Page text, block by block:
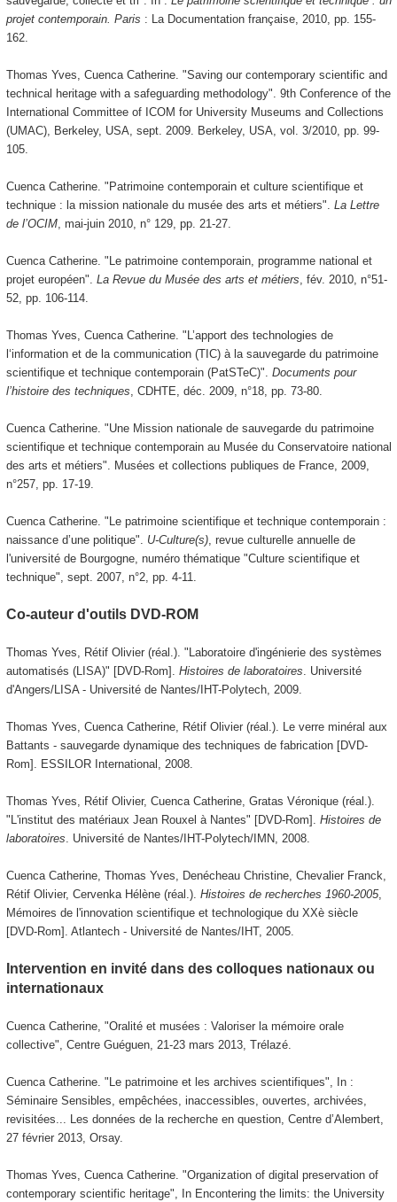
projet contemporain. Paris : La Documentation française, 2010, pp. 155-
162.
Thomas Yves, Cuenca Catherine. "Saving our contemporary scientific and
technical heritage with a safeguarding methodology". 9th Conference of the
International Committee of ICOM for University Museums and Collections
(UMAC), Berkeley, USA, sept. 2009. Berkeley, USA, vol. 3/2010, pp. 99-
105.
Cuenca Catherine. "Patrimoine contemporain et culture scientifique et
technique : la mission nationale du musée des arts et métiers". La Lettre
de l’OCIM, mai-juin 2010, n° 129, pp. 21-27.
Cuenca Catherine. "Le patrimoine contemporain, programme national et
projet européen". La Revue du Musée des arts et métiers , fév. 2010, n°51-
52, pp. 106-114.
Thomas Yves, Cuenca Catherine. "L’apport des technologies de
l‘information et de la communication (TIC) à la sauvegarde du patrimoine
scientifique et technique contemporain (PatSTeC)". Documents pour
l’histoire des techniques , CDHTE, déc. 2009, n°18, pp. 73-80.
Cuenca Catherine. "Une Mission nationale de sauvegarde du patrimoine
scientifique et technique contemporain au Musée du Conservatoire national
des arts et métiers". Musées et collections publiques de France, 2009,
n°257, pp. 17-19.
Cuenca Catherine. "Le patrimoine scientifique et technique contemporain :
naissance d’une politique". U-Culture(s), revue culturelle annuelle de
l'université de Bourgogne, numéro thématique "Culture scientifique et
technique", sept. 2007, n°2, pp. 4-11.
Co-auteur d'outils DVD-ROM
Thomas Yves, Rétif Olivier (réal.). "Laboratoire d'ingénierie des systèmes
automatisés (LISA)" [DVD-Rom].
Histoires de laboratoires . Université
d'Angers/LISA - Université de Nantes/IHT-Polytech, 2009.
Thomas Yves, Cuenca Catherine, Rétif Olivier (réal.). Le verre minéral aux
Battants - sauvegarde dynamique des techniques de fabrication [DVD-
Rom]. ESSILOR International, 2008.
Thomas Yves, Rétif Olivier, Cuenca Catherine, Gratas Véronique (réal.).
"L'institut des matériaux Jean Rouxel à Nantes" [DVD-Rom]. Histoires de
laboratoires . Université de Nantes/IHT-Polytech/IMN, 2008.
Cuenca Catherine, Thomas Yves, Denécheau Christine, Chevalier Franck,
Rétif Olivier, Cervenka Hélène (réal.). Histoires de recherches 1960-2005,
Mémoires de l'innovation scientifique et technologique du XXè siècle
[DVD-Rom]. Atlantech - Université de Nantes/IHT, 2005.
Intervention en invité dans des colloques nationaux ou
internationaux
Cuenca Catherine, "Oralité et musées : Valoriser la mémoire orale
collective", Centre Guéguen, 21-23 mars 2013, Trélazé.
Cuenca Catherine. "Le patrimoine et les archives scientifiques", In :
Séminaire Sensibles, empêchées, inaccessibles, ouvertes, archivées,
revisitées... Les données de la recherche en question, Centre d’Alembert,
27 février 2013, Orsay.
Thomas Yves, Cuenca Catherine. "Organization of digital preservation of
contemporary scientific heritage", In Encontering the limits: the University